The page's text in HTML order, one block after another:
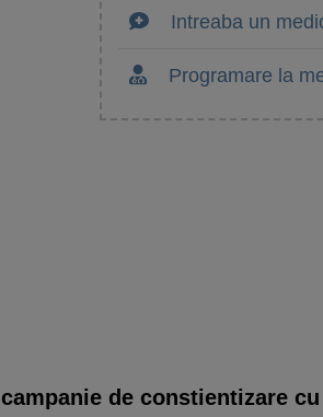
Intreaba un
Programare la
campanie de constientizare